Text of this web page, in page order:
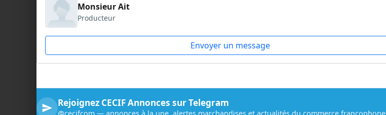
Monsieur Ait
Producteur
Envoyer un message
Rejoignez CECIF Annonces sur Telegram